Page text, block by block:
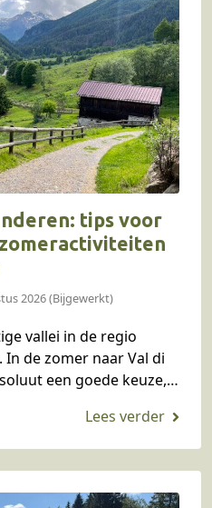
tips voor
2026 (Bijgewerkt)
vallei in de regio
de zomer naar Val di
een goede keuze,